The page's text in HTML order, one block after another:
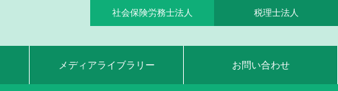
社会保険労務士法人 税理士法人
メディアライブラリー お問い合わせ